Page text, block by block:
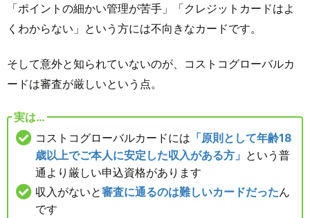
「ポイントの細かい管理が苦手」「クレジットカードはよ
くわからない」という方には不向きなカードです。
そして意外と知られていないのが、コストコグローバルカ
ードは審査が厳しいという点。
実は…
コストコグローバルカードには 「原則として年齢18
歳以上でご本人に安定した収入がある方」 という普
通より厳しい申込資格があります
収入がないと審査に通るのは難しいカードだったん
です